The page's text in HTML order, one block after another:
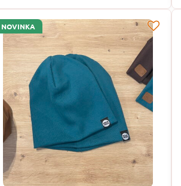
NOVINKA